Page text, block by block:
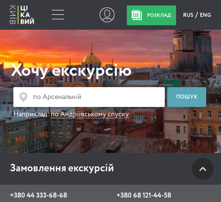
РОЗКЛАД RUS ENG
Хочу екскурсію
Наприклад:по Андріївському спуску
Замовлення екскурсій
+380 44 333-68-68
+380 68 121-44-58
Замовлення
екскурсій
+380 44 333-68-68
+380 68 121-44-58
tour@interesniy.kiev.ua
з 10.00 до 19:30 щоденно
Viber WhatsApp